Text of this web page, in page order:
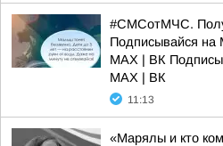
#СМСотМЧС.
Подписывайся на
MAX | ВК
MAX | ВК
11:13
«Марялы и кто